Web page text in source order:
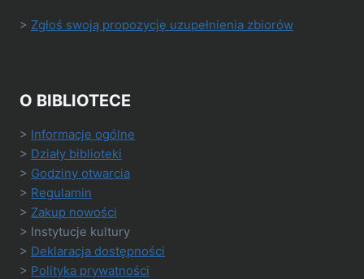
> Zgłoś swoją propozycję uzupełnienia zbiorów
O BIBLIOTECE
> Informacje ogólne
> Działy biblioteki
> Godziny otwarcia
> Regulamin
> Zakup nowości
> Instytucje kultury
> Deklaracja dostępności
> Polityka prywatności